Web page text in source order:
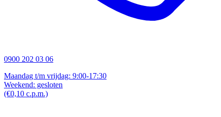
0900 202 03 06
Maandag t/m vrijdag: 9:00-17:30
Weekend: gesloten
(€0,10 c.p.m.)